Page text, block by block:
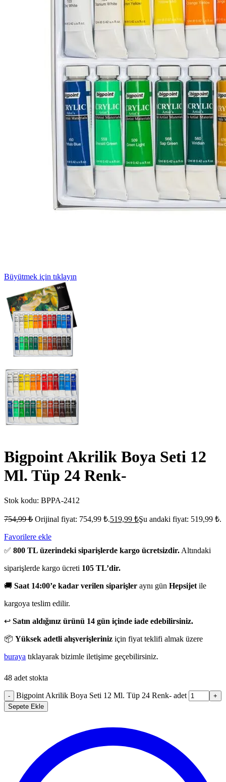
Büyütmek için tıklayın
Bigpoint Akrilik Boya Seti 12
Ml. Tüp 24 Renk-
Stok kodu: BPPA-2412
754,99₺ Orijinal fiyat: 754,99 ₺.519,99 ₺Şu andaki fiyat: 519,99 ₺.
Favorilere ekle
✅ 800 TL üzerindeki siparişlerde kargo ücretsizdir. Altındaki
siparişlerde kargo ücreti 105 TL’dir.
🚚 Saat 14:00’e kadar verilen siparişler aynı gün Hepsijet ile
kargoya teslim edilir.
↩️ Satın aldığınız ürünü 14 gün içinde iade edebilirsiniz.
📦 Yüksek adetli alışverişleriniz için fiyat teklifi almak üzere
buraya tıklayarak bizimle iletişime geçebilirsiniz.
48 adet stokta
- Bigpoint Akrilik Boya Seti 12 Ml. Tüp 24 Renk- adet
+
Sepete Ekle